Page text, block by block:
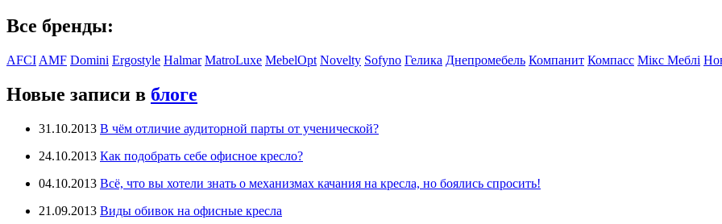
Все бренды:
AFCI AMF Domini Ergostyle Halmar MatroLuxe MebelOpt Novelty Sofyno Гелика Днепромебель Компанит Компасс Мікс Меблі
Новые записи в блоге
31.10.2013 В чём отличие аудиторной парты от ученической?
24.10.2013 Как подобрать себе офисное кресло?
04.10.2013 Всё, что вы хотели знать о механизмах качания на кресла, но боялись спросить!
21.09.2013 Виды обивок на офисные кресла